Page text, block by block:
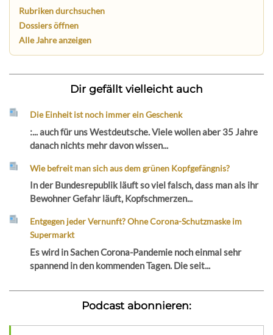
Rubriken durchsuchen
Dossiers öffnen
Alle Jahre anzeigen
Dir gefällt vielleicht auch
Die Einheit ist noch immer ein Geschenk
:... auch für uns Westdeutsche. Viele wollen aber 35 Jahre
danach nichts mehr davon wissen...
Wie befreit man sich aus dem grünen Kopfgefängnis?
In der Bundesrepublik läuft so viel falsch, dass man als ihr
Bewohner Gefahr läuft, Kopfschmerzen...
Entgegen jeder Vernunft? Ohne Corona-Schutzmaske im
Supermarkt
Es wird in Sachen Corona-Pandemie noch einmal sehr
spannend in den kommenden Tagen. Die seit...
Podcast abonnieren: